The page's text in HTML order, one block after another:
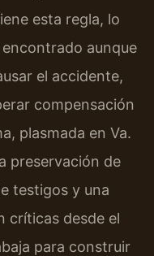
esta regla, lo
aunque
el accidente,
compensación
plasmada en Va.
preservación de
testigos y una
críticas desde el
para construir